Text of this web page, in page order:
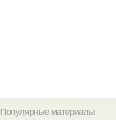
Популярные материалы